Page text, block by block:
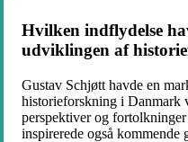
Hvilken indflydelse
udviklingen af
Gustav Schjøtt havde en
historieforskning i Danmark
perspektiver og
inspirerede også kommende